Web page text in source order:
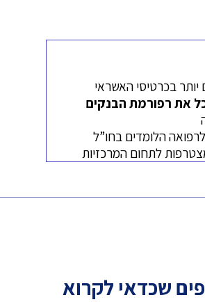
בכרטיסי האשראי
את רפורמת הבנקים
הלומדים בחו”ל
לתחום המרכזיות
שכדאי לקרוא